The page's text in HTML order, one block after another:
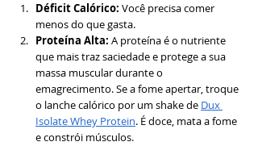
Déficit Calórico: Você precisa comer
menos do que gasta.
Proteína Alta: A proteína é o nutriente
que mais traz saciedade e protege a sua
massa muscular durante o
emagrecimento. Se a fome apertar, troque
o lanche calórico por um shake de Dux
Isolate Whey Protein. É doce, mata a fome
e constrói músculos.